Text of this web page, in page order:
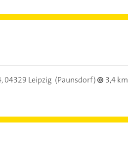
04329 Leipzig (Paunsdorf)
3,4 km